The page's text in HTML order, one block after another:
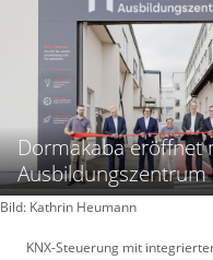
Dormakaba eröffnet
Ausbildungszentrum
Bild: Kathrin Heumann
KNX-Steuerung mit